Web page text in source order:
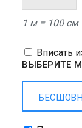
1 м = 100 см
Вписать
ВЫБЕРИТЕ